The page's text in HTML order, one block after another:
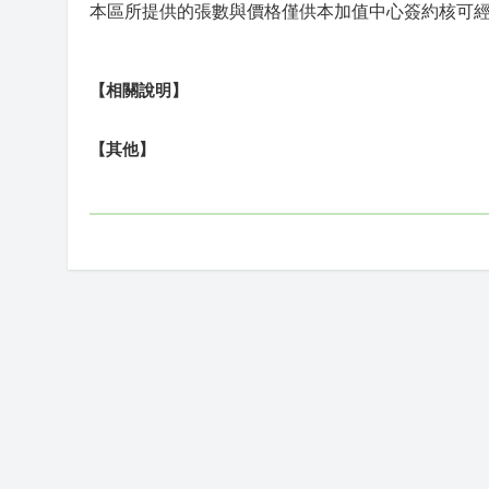
本區所提供的張數與價格僅供本加值中心簽約核可
【相關說明】
【其他】